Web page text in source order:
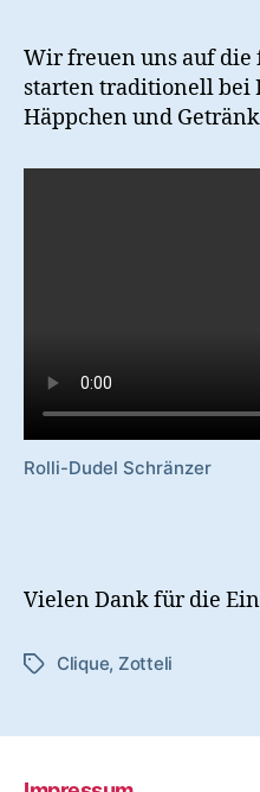
Wir freuen uns auf die
starten traditionell bei
Häppchen und
Rolli-Dudel Schränzer
Vielen Dank für die
Schlagwörter
Clique, Zotteli